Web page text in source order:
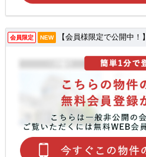
会員限定 NEW 【会員様限定で公開中！】